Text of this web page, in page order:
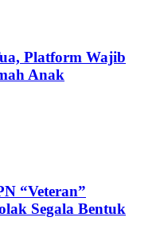
Platform Wajib
Anak
“Veteran”
Segala Bentuk